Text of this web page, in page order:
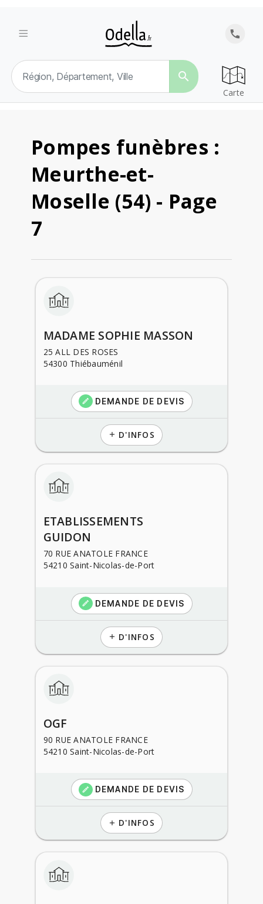
search
Carte
Pompes funèbres :
Meurthe-et-
Moselle (54) - Page
7
MADAME SOPHIE MASSON
25 ALL DES ROSES
54300 Thiébauménil
create DEMANDE DE DEVIS
add D'INFOS
ETABLISSEMENTS
GUIDON
70 RUE ANATOLE FRANCE
54210 Saint-Nicolas-de-Port
create DEMANDE DE DEVIS
add D'INFOS
OGF
90 RUE ANATOLE FRANCE
54210 Saint-Nicolas-de-Port
create DEMANDE DE DEVIS
add D'INFOS